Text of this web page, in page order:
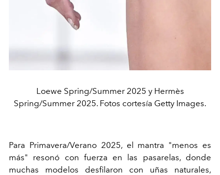
Loewe Spring/Summer 2025 y Hermès
Spring/Summer 2025. Fotos cortesía Getty Images.
Para Primavera/Verano 2025, el mantra "menos es
más" resonó con fuerza en las pasarelas, donde
muchas modelos desfilaron con uñas naturales,